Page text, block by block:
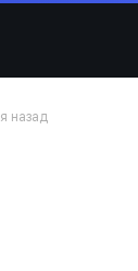
назад